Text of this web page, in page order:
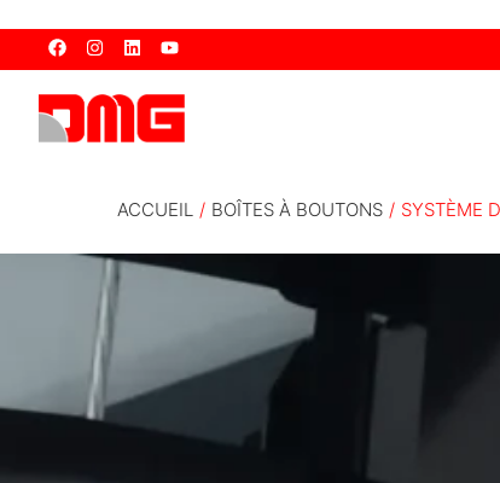
ACCUEIL / BOÎTES À BOUTONS / SYSTÈME